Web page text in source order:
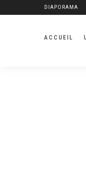
DIAPORAMA
ACCUEIL